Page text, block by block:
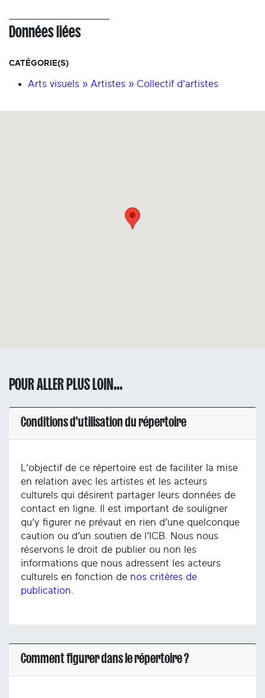
Données liées
CATÉGORIE(S)
Arts visuels » Artistes » Collectif d'artistes
POUR ALLER PLUS LOIN...
Conditions d'utilisation du répertoire
L'objectif de ce répertoire est de faciliter la mise
en relation avec les artistes et les acteurs
culturels qui désirent partager leurs données de
contact en ligne. Il est important de souligner
qu’y figurer ne prévaut en rien d’une quelconque
caution ou d’un soutien de l’ICB. Nous nous
réservons le droit de publier ou non les
informations que nous adressent les acteurs
culturels en fonction de nos critères de
publication
Comment figurer dans le répertoire ?